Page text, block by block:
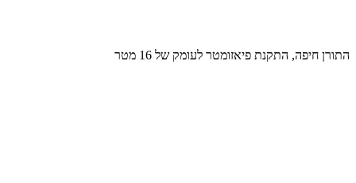
התורן חיפה, התקנת פיאזומטר לעומק של 16 מטר